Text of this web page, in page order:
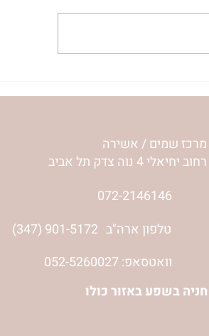
אילון הירש
מרכז שמים / אשירה
רחוב יחיאלי 4 נוה צדק תל אביב
072-2146146
(347) 901-5172 טלפון ארה"ב
וואטסאפ: 052-5260027
חניה בשפע באזור כולו